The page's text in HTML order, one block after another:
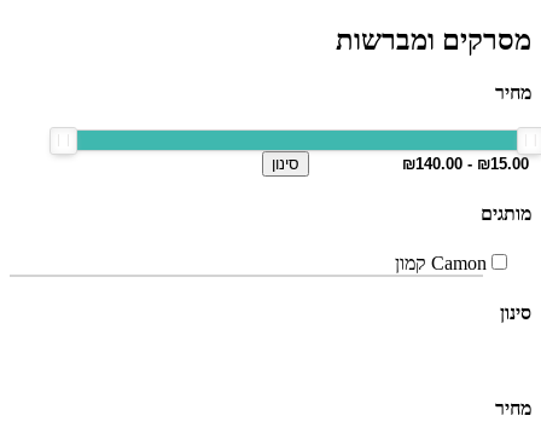
מסרקים ומברשות
מחיר
סינון
מותגים
Camon קמון
סינון
מחיר